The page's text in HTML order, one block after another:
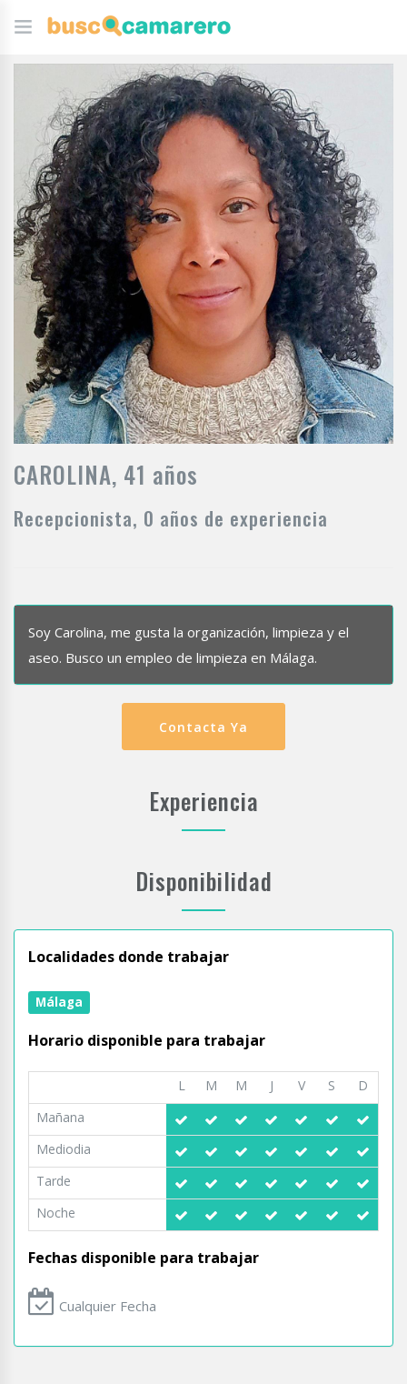
CAROLINA, 41 años
Recepcionista, 0 años de experiencia
Soy Carolina, me gusta la organización, limpieza y el
aseo. Busco un empleo de limpieza en Málaga.
Contacta Ya
Experiencia
Disponibilidad
Localidades donde trabajar
Málaga
Horario disponible para trabajar
L M M J V S
D
Mañana
Mediodia
Tarde
Noche
Fechas disponible para trabajar
Cualquier Fecha